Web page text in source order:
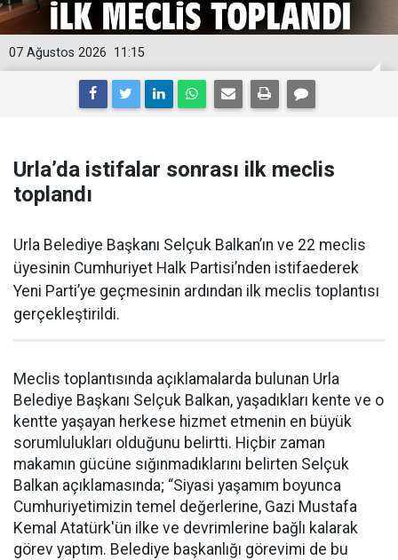
11:15
07 Ağustos 2026
Urla’da istifalar sonrası ilk meclis
toplandı
Urla Belediye Başkanı Selçuk Balkan’ın ve 22 meclis
üyesinin Cumhuriyet Halk Partisi’nden istifaederek
Yeni Parti’ye geçmesinin ardından ilk meclis toplantısı
gerçekleştirildi.
Meclis toplantısında açıklamalarda bulunan Urla
Belediye Başkanı Selçuk Balkan, yaşadıkları kente ve o
kentte yaşayan herkese hizmet etmenin en büyük
sorumlulukları olduğunu belirtti. Hiçbir zaman
makamın gücüne sığınmadıklarını belirten Selçuk
Balkan açıklamasında; “Siyasi yaşamım boyunca
Cumhuriyetimizin temel değerlerine, Gazi Mustafa
Kemal Atatürk'ün ilke ve devrimlerine bağlı kalarak
görev yaptım. Belediye başkanlığı görevimi de bu